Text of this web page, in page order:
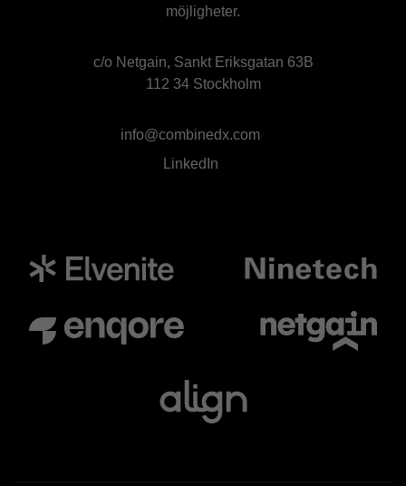
c/o Netgain, Sankt Eriksgatan 63B
112 34 Stockholm
möjligheter.
info@combinedx.com
LinkedIn